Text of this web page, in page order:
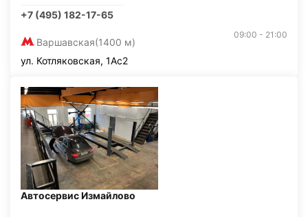
+7 (495) 182-17-65
Варшавская(1400 м)
09:00 - 21:00
ул. Котляковская, 1Ас2
Автосервис Измайлово